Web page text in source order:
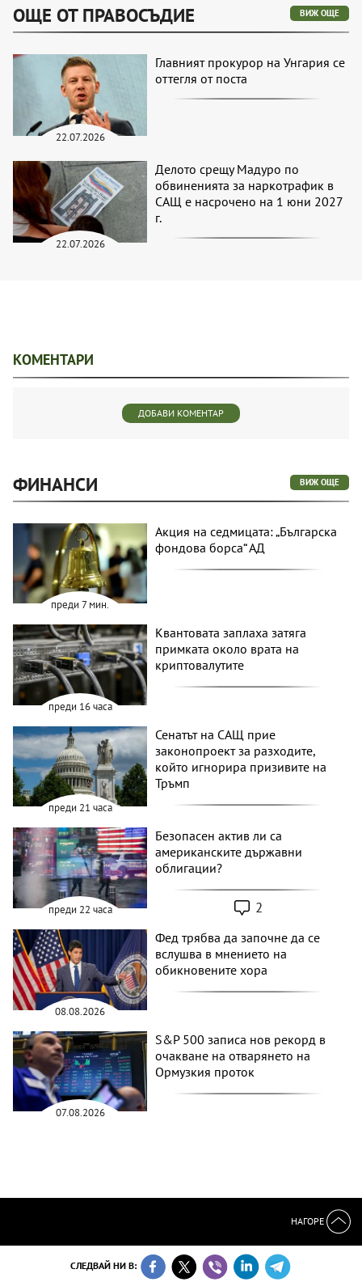
ОЩЕ ОТ ПРАВОСЪДИЕ ВИЖ ОЩЕ
22.07.2026
Главният прокурор на Унгария се
оттегля от поста
22.07.2026
Делото срещу Мадуро по
обвиненията за наркотрафик в
САЩ е насрочено на 1 юни 2027
г.
КОМЕНТАРИ
ДОБАВИ КОМЕНТАР
ФИНАНСИ ВИЖ ОЩЕ
преди 7 мин.
Акция на седмицата: „Българска
фондова борса“ АД
преди 16 часа
Квантовата заплаха затяга
примката около врата на
криптовалутите
преди 21 часа
Сенатът на САЩ прие
законопроект за разходите,
който игнорира призивите на
Тръмп
преди 22 часа
Безопасен актив ли са
американските държавни
облигации?
2
08.08.2026
Фед трябва да започне да се
вслушва в мнението на
обикновените хора
07.08.2026
S&P 500 записа нов рекорд в
очакване на отварянето на
Ормузкия проток
НАГОРЕ
СЛЕДВАЙ НИ В: